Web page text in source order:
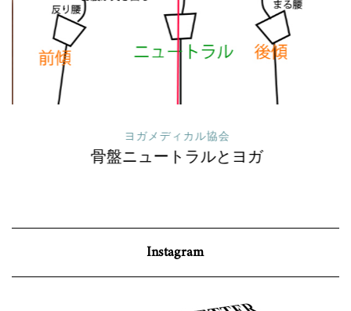
ヨガメディカル協会
骨盤ニュートラルとヨガ
Instagram